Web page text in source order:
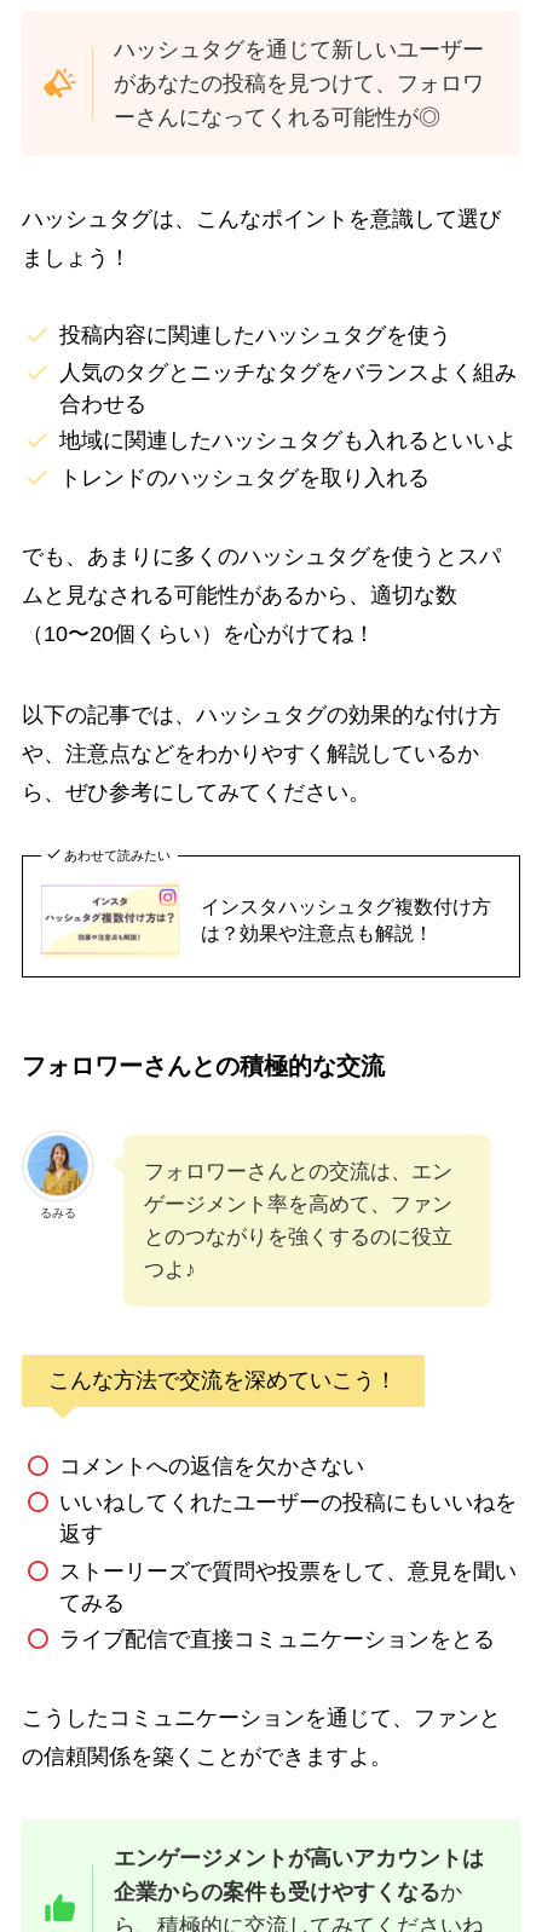
ハッシュタグを通じて新しいユーザー
があなたの投稿を見つけて、フォロワ
ーさんになってくれる可能性が◎
ハッシュタグは、こんなポイントを意識して選び
ましょう！
投稿内容に関連したハッシュタグを使う
人気のタグとニッチなタグをバランスよく組み
合わせる
地域に関連したハッシュタグも入れるといいよ
トレンドのハッシュタグを取り入れる
でも、あまりに多くのハッシュタグを使うとスパ
ムと見なされる可能性があるから、適切な数
（10〜20個くらい）を心がけてね！
以下の記事では、ハッシュタグの効果的な付け方
や、注意点などをわかりやすく解説しているか
ら、ぜひ参考にしてみてください。
あわせて読みたい
インスタハッシュタグ複数付け方
は？効果や注意点も解説！
フォロワーさんとの積極的な交流
るみる
フォロワーさんとの交流は、エン
ゲージメント率を高めて、ファン
とのつながりを強くするのに役立
つよ♪
こんな方法で交流を深めていこう！
コメントへの返信を欠かさない
いいねしてくれたユーザーの投稿にもいいねを
返す
ストーリーズで質問や投票をして、意見を聞い
てみる
ライブ配信で直接コミュニケーションをとる
こうしたコミュニケーションを通じて、ファンと
の信頼関係を築くことができますよ。
エンゲージメントが高いアカウントは
企業からの案件も受けやすくなるか
ら、積極的に交流してみてくださいね